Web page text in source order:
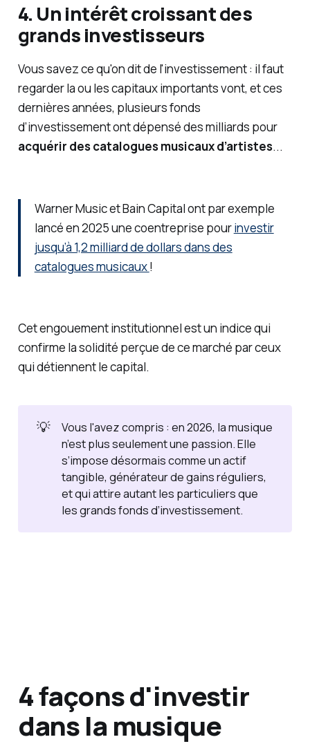
4. Un intérêt croissant des
grands investisseurs
Vous savez ce qu'on dit de l'investissement : il faut
regarder la ou les capitaux importants vont, et ces
dernières années, plusieurs fonds
d’investissement ont dépensé des milliards pour
acquérir des catalogues musicaux d’artistes...
Warner Music et Bain Capital ont par exemple
lancé en 2025 une coentreprise pourinvestir
jusqu’à 1,2 milliard de dollars dans des
catalogues musicaux!
Cet engouement institutionnel est un indice qui
confirme la solidité perçue de ce marché par ceux
qui détiennent le capital.
💡
Vous l'avez compris : en 2026, la musique
n’est plus seulement une passion. Elle
s’impose désormais comme un actif
tangible, générateur de gains réguliers,
et qui attire autant les particuliers que
les grands fonds d’investissement.
4 façons d'investir
dans la musique